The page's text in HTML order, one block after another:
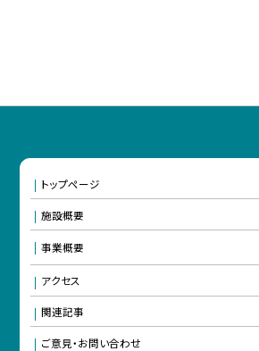
トップページ
施設概要
事業概要
アクセス
関連記事
ご意見・お問い合わせ